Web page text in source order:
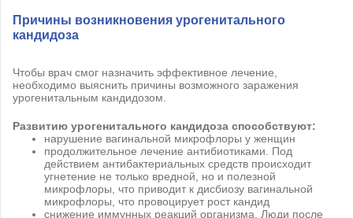
Причины возникновения урогенитального
кандидоза
Чтобы врач смог назначить эффективное лечение,
необходимо выяснить причины возможного заражения
урогенитальным кандидозом.
Развитию урогенитального кандидоза способствуют:
нарушение вагинальной микрофлоры у женщин
продолжительное лечение антибиотиками. Под
действием антибактериальных средств происходит
угнетение не только вредной, но и полезной
микрофлоры, что приводит к дисбиозу вагинальной
микрофлоры, что провоцирует рост кандид
снижение иммунных реакций организма. Люди после